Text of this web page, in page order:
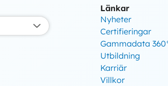
Länkar
Nyheter
Certifieringar
Gammadata
Utbildning
Karriär
Villkor